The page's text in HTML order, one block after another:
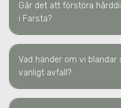
Går det att förstöra
i Farsta?
Vad händer om vi
vanligt avfall?